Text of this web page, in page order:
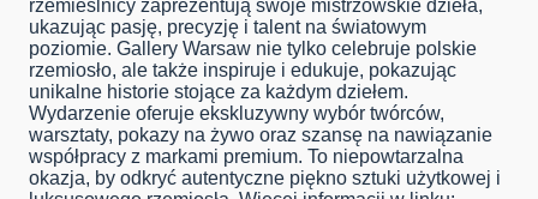
rzemieślnicy zaprezentują swoje mistrzowskie dzieła,
ukazując pasję, precyzję i talent na światowym
poziomie. Gallery Warsaw nie tylko celebruje polskie
rzemiosło, ale także inspiruje i edukuje, pokazując
unikalne historie stojące za każdym dziełem.
Wydarzenie oferuje ekskluzywny wybór twórców,
warsztaty, pokazy na żywo oraz szansę na nawiązanie
współpracy z markami premium. To niepowtarzalna
okazja, by odkryć autentyczne piękno sztuki użytkowej i